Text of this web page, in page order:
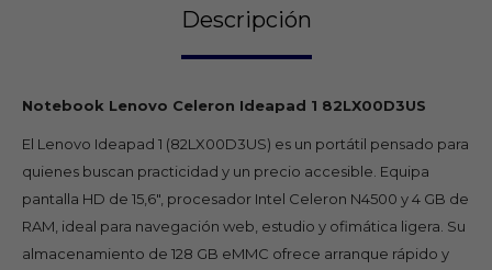
Descripción
Notebook Lenovo Celeron Ideapad 1 82LX00D3US
El Lenovo Ideapad 1 (82LX00D3US) es un portátil pensado para
quienes buscan practicidad y un precio accesible. Equipa
pantalla HD de 15,6″, procesador Intel Celeron N4500 y 4 GB de
RAM, ideal para navegación web, estudio y ofimática ligera. Su
almacenamiento de 128 GB eMMC ofrece arranque rápido y